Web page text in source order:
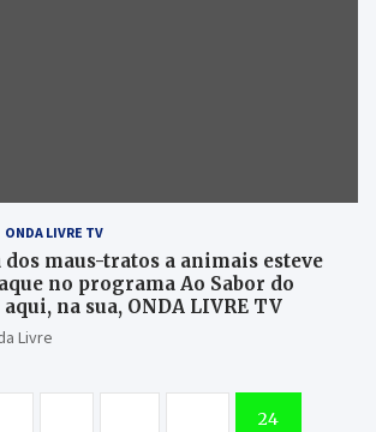
ONDA LIVRE TV
maus-tratos a animais esteve
no programa Ao Sabor do
na sua, ONDA LIVRE TV
Livre
24